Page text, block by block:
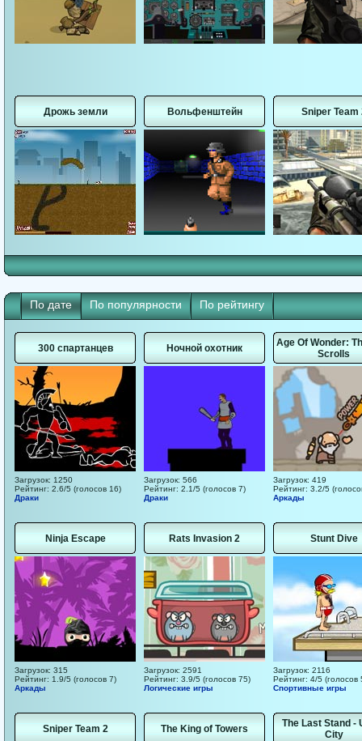
Дрожь земли Вольфенштейн Sniper Team
По дате По популярности По рейтингу
300 спартанцев
Загрузок: 1250
Рейтинг: 2.6/5 (голосов 16)
Драки
Ночной охотник
Загрузок: 566
Рейтинг: 2.1/5 (голосов 7)
Драки
Age Of Wonder:
Scrolls
Загрузок: 419
Рейтинг: 3.2/5
Аркады
Ninja Escape
Загрузок: 315
Рейтинг: 1.9/5 (голосов 7)
Аркады
Rats Invasion 2
Загрузок: 2591
Рейтинг: 3.9/5 (голосов 75)
Логические игры
Stunt Dive
Загрузок: 2116
Рейтинг: 4/5 (голосов
Спортивные игры
Sniper Team 2 The King of Towers
The Last Stand -
City